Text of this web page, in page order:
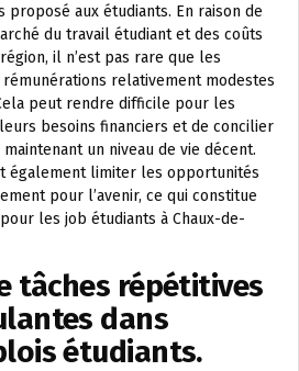
aux étudiants. En raison de
du travail étudiant et des coûts
il n’est pas rare que les
relativement modestes
peut rendre difficile pour les
besoins financiers et de concilier
un niveau de vie décent.
également limiter les opportunités
pour l’avenir, ce qui constitue
les job étudiants à Chaux-de-
tâches répétitives
dans
étudiants.